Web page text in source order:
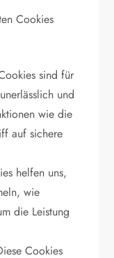
Cookies
sind für
und
wie die
auf sichere
helfen uns,
wie
die Leistung
Cookies